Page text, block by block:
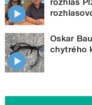
rozhlas
Oskar
chytrého